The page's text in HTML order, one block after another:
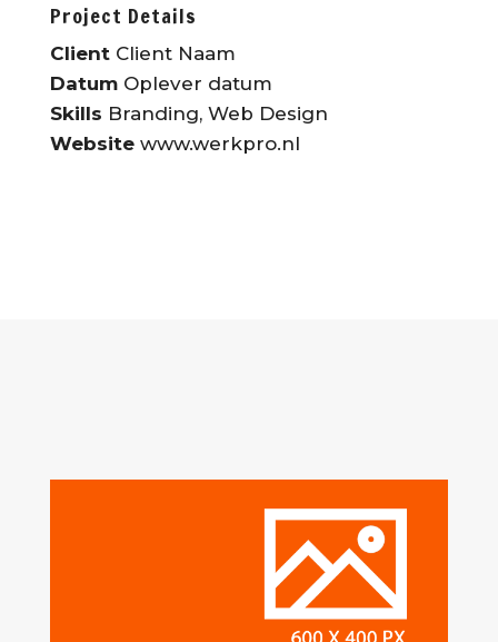
Project Details
Client Client Naam
Datum Oplever datum
Skills Branding, Web Design
Website www.werkpro.nl